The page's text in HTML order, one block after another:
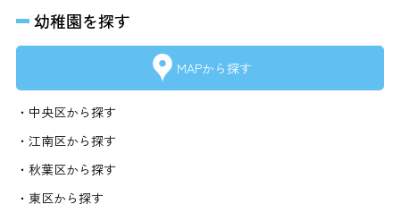
幼稚園を探す
MAPから探す
・中央区から探す
・江南区から探す
・秋葉区から探す
・東区から探す